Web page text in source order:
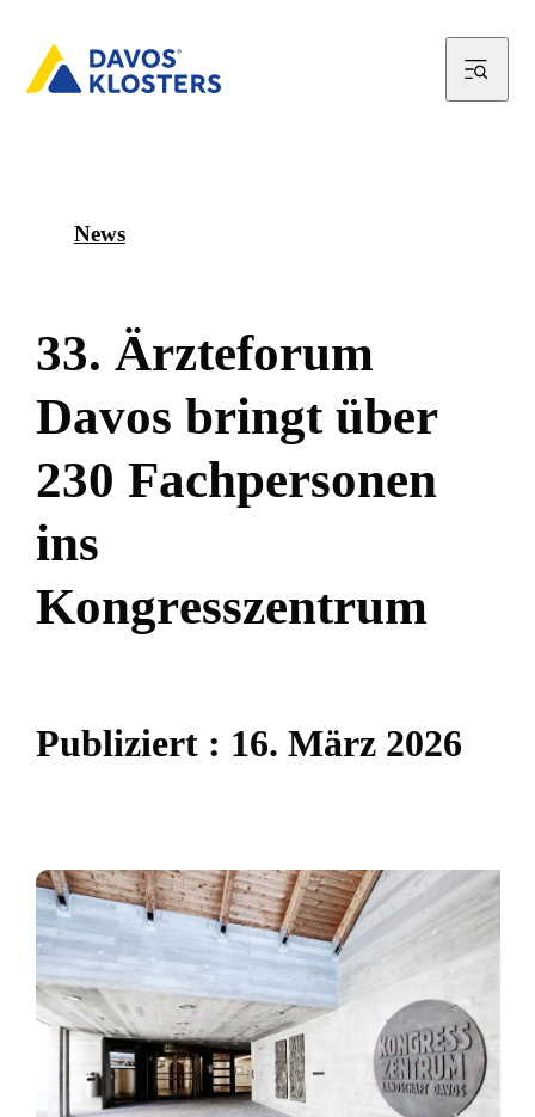
News
33. Ärzteforum
Davos bringt über
230 Fachpersonen
ins
Kongresszentrum
Publiziert : 16. März 2026